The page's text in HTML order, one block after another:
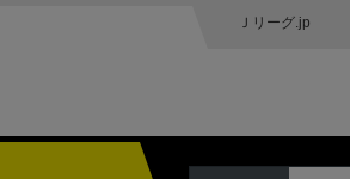
Ｊリーグ.jp